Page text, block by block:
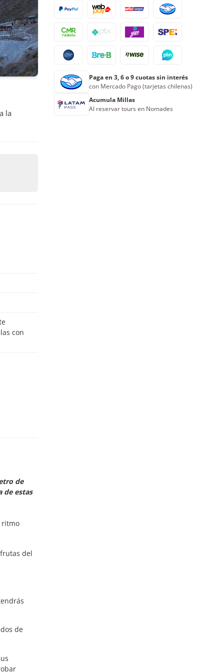
la
con
de
de estas
ritmo
del
de
Paga en 3, 6 o 9 cuotas sin interés
con Mercado Pago (tarjetas chilenas)
Acumula Millas
Al reservar tours en Nomades
17 19 20 21 22
24 26 27 28 29
31 2 3 4 5
Reserva ahora